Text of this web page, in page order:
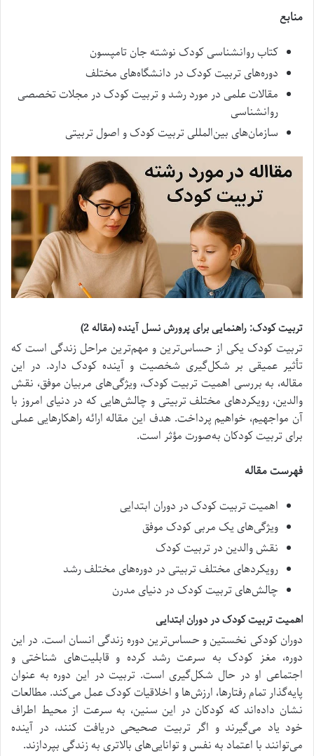
منابع
کتاب روانشناسی کودک نوشته جان تامپسون
دوره‌های تربیت کودک در دانشگاه‌های مختلف
مقالات علمی در مورد رشد و تربیت کودک در مجلات تخصصی
روانشناسی
سازمان‌های بین‌المللی تربیت کودک و اصول تربیتی
تربیت کودک: راهنمایی برای پرورش نسل آینده (مقاله 2)
تربیت کودک یکی از حساس‌ترین و مهم‌ترین مراحل زندگی است که
تأثیر عمیقی بر شکل‌گیری شخصیت و آینده کودک دارد. در این
مقاله، به بررسی اهمیت تربیت کودک، ویژگی‌های مربیان موفق، نقش
والدین، رویکردهای مختلف تربیتی و چالش‌هایی که در دنیای امروز با
آن مواجهیم، خواهیم پرداخت. هدف این مقاله ارائه راهکارهایی عملی
برای تربیت کودکان به‌صورت مؤثر است.
فهرست مقاله
اهمیت تربیت کودک در دوران ابتدایی
ویژگی‌های یک مربی کودک موفق
نقش والدین در تربیت کودک
رویکردهای مختلف تربیتی در دوره‌های مختلف رشد
چالش‌های تربیت کودک در دنیای مدرن
اهمیت تربیت کودک در دوران ابتدایی
دوران کودکی نخستین و حساس‌ترین دوره زندگی انسان است. در این
دوره، مغز کودک به سرعت رشد کرده و قابلیت‌های شناختی و
اجتماعی او در حال شکل‌گیری است. تربیت در این دوره به عنوان
پایه‌گذار تمام رفتارها، ارزش‌ها و اخلاقیات کودک عمل می‌کند. مطالعات
نشان داده‌اند که کودکان در این سنین، به سرعت از محیط اطراف
خود یاد می‌گیرند و اگر تربیت صحیحی دریافت کنند، در آینده
می‌توانند با اعتماد به نفس و توانایی‌های بالاتری به زندگی بپردازند.